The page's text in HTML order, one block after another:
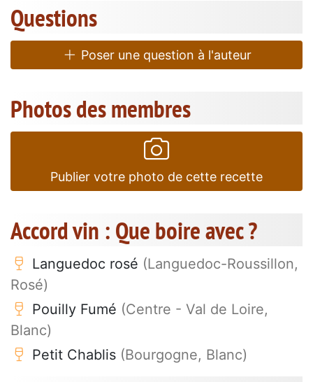
Questions
Poser une question à l'auteur
Photos des membres
Publier votre photo de cette recette
Accord vin : Que boire avec ?
Languedoc rosé (Languedoc-Roussillon,
Rosé)
Pouilly Fumé (Centre - Val de Loire,
Blanc)
Petit Chablis (Bourgogne, Blanc)